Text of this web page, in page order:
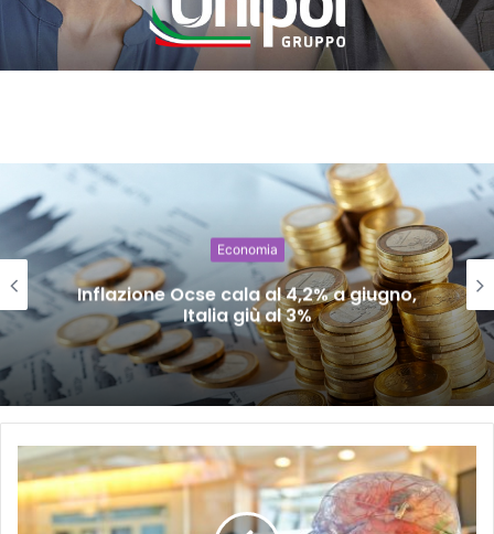
Economia
Inflazione Ocse cala al 4,2% a giugno,
Italia giù al 3%